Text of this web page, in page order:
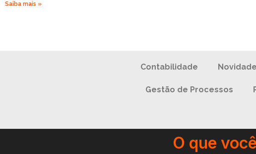
Saiba mais »
Contabilidade
Gestão de Processos
O que